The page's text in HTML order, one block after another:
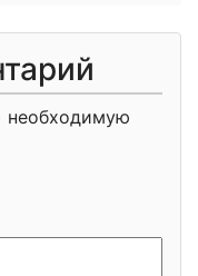
необходимую